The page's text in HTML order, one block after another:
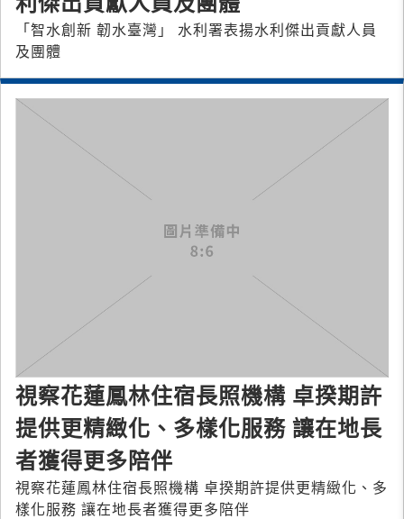
「智水創新 韌水臺灣」 水利署表揚水利傑出貢獻人員
及團體
視察花蓮鳳林住宿長照機構 卓揆期許
提供更精緻化、多樣化服務 讓在地長
者獲得更多陪伴
視察花蓮鳳林住宿長照機構 卓揆期許提供更精緻化、多
樣化服務 讓在地長者獲得更多陪伴